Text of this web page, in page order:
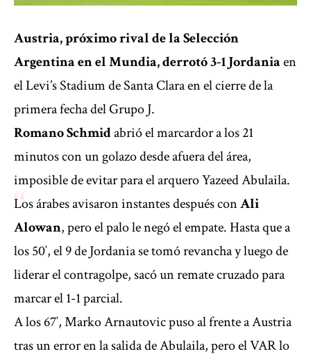
Austria, próximo rival de la Selección
Argentina en el Mundia, derrotó 3-1Jordaniaen
el Levi’s Stadium de Santa Clara en el cierre de la
primera fecha del Grupo J.
Romano Schmidabrió el marcardor a los 21
minutos con un golazo desde afuera del área,
imposible de evitar para el arquero Yazeed Abulaila.
Los árabes avisaron instantes después conAli
Alowan, pero el palo le negó el empate. Hasta que a
los 50′, el 9 de Jordania se tomó revancha y luego de
liderar el contragolpe, sacó un remate cruzado para
marcar el 1-1 parcial.
A los 67′, Marko Arnautovic puso al frente a Austria
tras un error en la salida de Abulaila, pero el VAR lo